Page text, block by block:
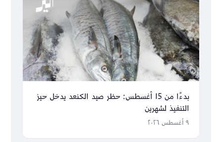
بدءًا من 15 أغسطس: حظر صيد الكنعد يدخل حيز
التنفيذ لشهرين
٩ أغسطس ٢٠٢٦